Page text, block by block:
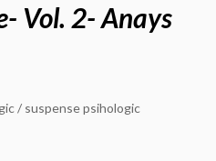
Vol. 2- Anays
/ suspense psihologic